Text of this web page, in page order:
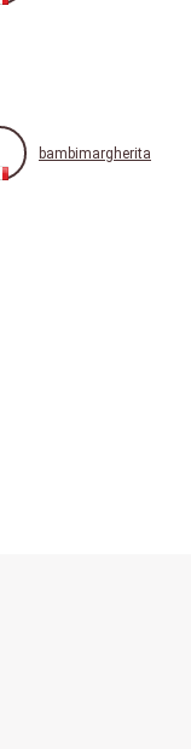
bambimargherita